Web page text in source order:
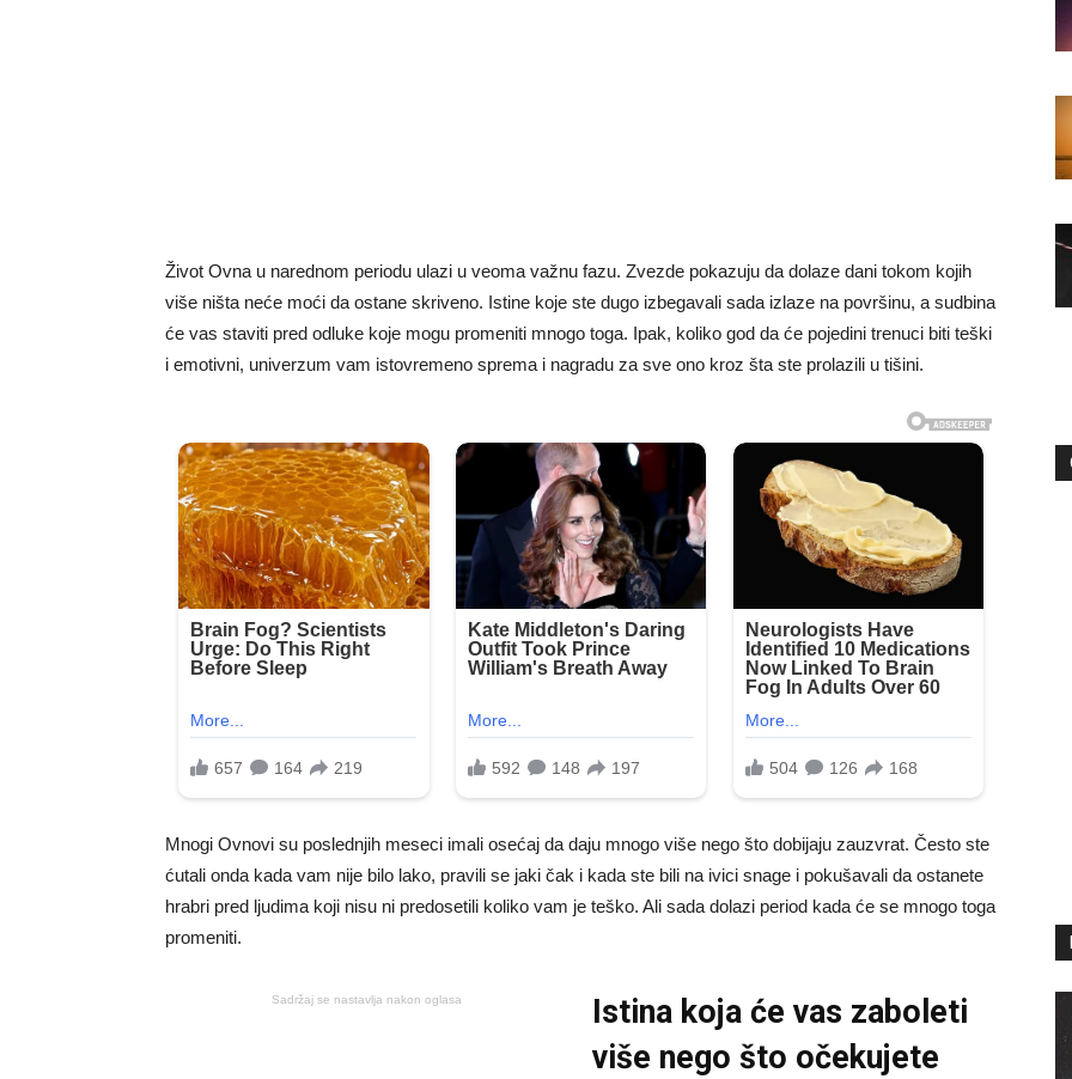
Život Ovna u narednom periodu ulazi u veoma važnu fazu. Zvezde pokazuju da dolaze dani tokom kojih
više ništa neće moći da ostane skriveno. Istine koje ste dugo izbegavali sada izlaze na površinu, a sudbina
će vas staviti pred odluke koje mogu promeniti mnogo toga. Ipak, koliko god da će pojedini trenuci biti teški
i emotivni, univerzum vam istovremeno sprema i nagradu za sve ono kroz šta ste prolazili u tišini.
Mnogi Ovnovi su poslednjih meseci imali osećaj da daju mnogo više nego što dobijaju zauzvrat. Često ste
ćutali onda kada vam nije bilo lako, pravili se jaki čak i kada ste bili na ivici snage i pokušavali da ostanete
hrabri pred ljudima koji nisu ni predosetili koliko vam je teško. Ali sada dolazi period kada će se mnogo toga
promeniti.
Sadržaj se nastavlja nakon oglasa
Istina koja će vas zaboleti
više nego što očekujete